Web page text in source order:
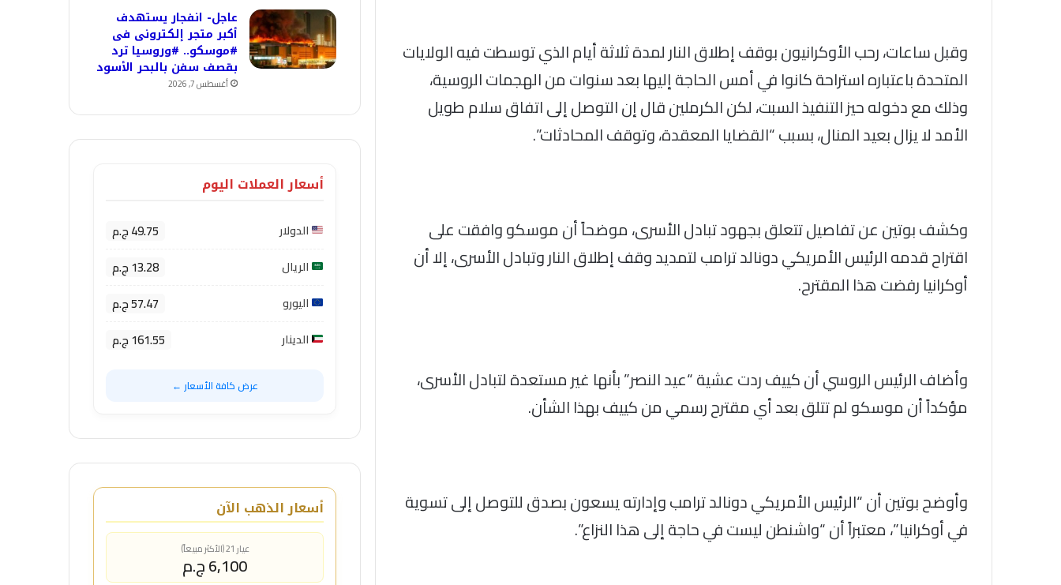
وقبل ساعات، رحب الأوكرانيون بوقف إطلاق النار لمدة ثلاثة أيام الذي توسطت فيه الولايات
المتحدة باعتباره استراحة كانوا في أمس الحاجة إليها بعد سنوات من الهجمات الروسية،
وذلك مع دخوله حيز التنفيذ السبت، لكن الكرملين قال إن التوصل إلى اتفاق سلام طويل
الأمد لا يزال بعيد المنال، بسبب “القضايا المعقدة، وتوقف المحادثات”.
وكشف بوتين عن تفاصيل تتعلق بجهود تبادل الأسرى، موضحاً أن موسكو وافقت على
اقتراح قدمه الرئيس الأمريكي دونالد ترامب لتمديد وقف إطلاق النار وتبادل الأسرى، إلا أن
أوكرانيا رفضت هذا المقترح.
وأضاف الرئيس الروسي أن كييف ردت عشية “عيد النصر” بأنها غير مستعدة لتبادل الأسرى،
مؤكداً أن موسكو لم تتلق بعد أي مقترح رسمي من كييف بهذا الشأن.
وأوضح بوتين أن “الرئيس الأمريكي دونالد ترامب وإدارته يسعون بصدق للتوصل إلى تسوية
في أوكرانيا”، معتبراً أن “واشنطن ليست في حاجة إلى هذا النزاع”.
عاجل- انفجار يستهدف
أكبر متجر إلكترونى فى
#موسكو.. #وروسيا ترد
بقصف سفن بالبحر الأسود
أغسطس 7, 2026
أسعار العملات اليوم
الدولار 49.75 ج.م
الريال 13.28 ج.م
اليورو 57.47 ج.م
الدينار 161.55 ج.م
عرض كافة الأسعار ←
أسعار الذهب الآن
عيار 21 (الأكثر مبيعاً)
6,100 ج.م